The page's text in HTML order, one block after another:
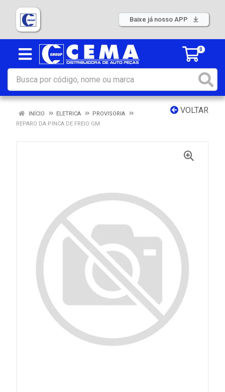
Baixe já nosso APP
0
VOLTAR
INÍCIO ELETRICA
PROVISORIA
REPARO DA PINCA DE FREIO GM